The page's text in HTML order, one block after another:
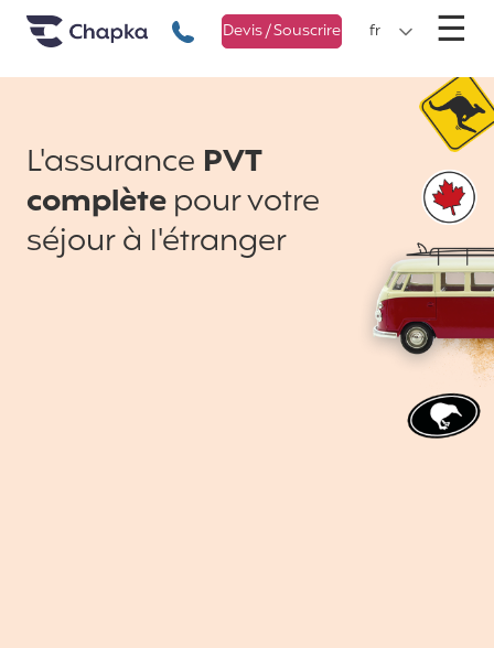
Chapka Assurances Voyages
+33 1 74 85 50 50
Devis / Souscrire fr ☰
L'assurance PVT
complètepour votre
séjour à l'étranger